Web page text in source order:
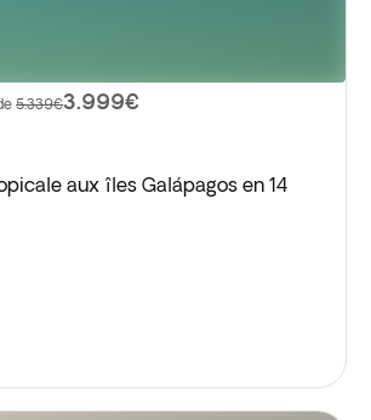
5.339€3.999€
aux îles Galápagos en 14